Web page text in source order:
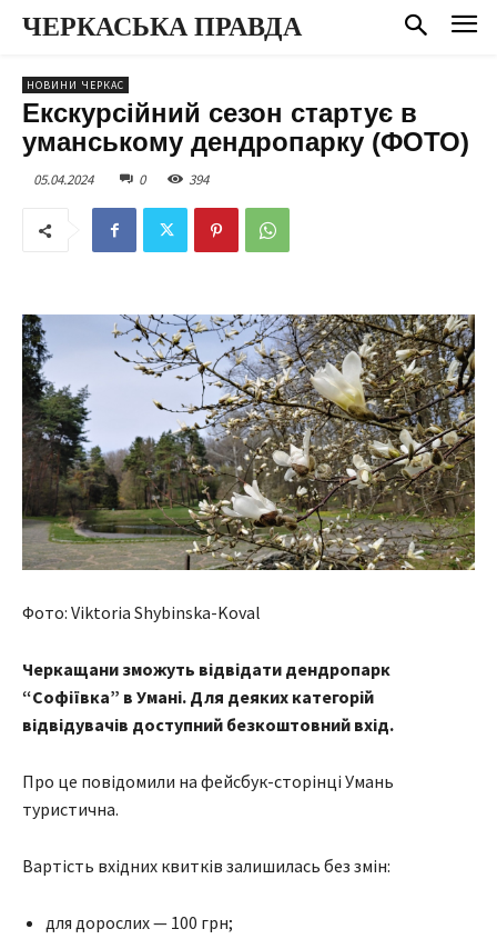
ЧЕРКАСЬКА ПРАВДА
НОВИНИ ЧЕРКАС
Екскурсійний сезон стартує в
уманському дендропарку (ФОТО)
05.04.2024 0 394
Фото: Viktoria Shybinska-Koval
Черкащани зможуть відвідати дендропарк
“Софіївка” в Умані. Для деяких категорій
відвідувачів доступний безкоштовний вхід.
Про це повідомили на фейсбук-сторінці Умань
туристична.
Вартість вхідних квитків залишилась без змін:
для дорослих — 100 грн;